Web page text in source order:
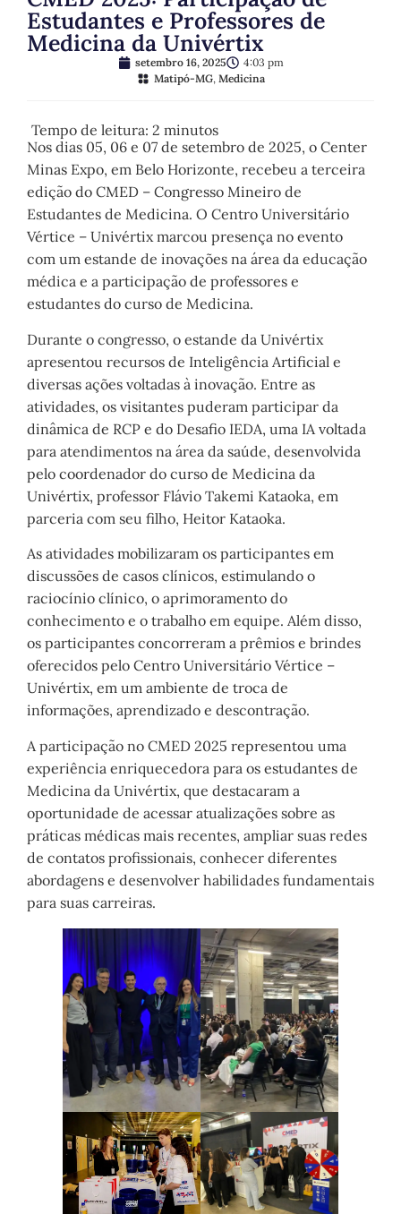
Estudantes e Professores de
Medicina da Univértix
setembro 16, 2025
4:03 pm
Matipó-MG, Medicina
Tempo de leitura: 2 minutos
Nos dias 05, 06 e 07 de setembro de 2025, o Center
Minas Expo, em Belo Horizonte, recebeu a terceira
edição do CMED – Congresso Mineiro de
Estudantes de Medicina. O Centro Universitário
Vértice – Univértix marcou presença no evento
com um estande de inovações na área da educação
médica e a participação de professores e
estudantes do curso de Medicina.
Durante o congresso, o estande da Univértix
apresentou recursos de Inteligência Artificial e
diversas ações voltadas à inovação. Entre as
atividades, os visitantes puderam participar da
dinâmica de RCP e do Desafio IEDA, uma IA voltada
para atendimentos na área da saúde, desenvolvida
pelo coordenador do curso de Medicina da
Univértix, professor Flávio Takemi Kataoka, em
parceria com seu filho, Heitor Kataoka.
As atividades mobilizaram os participantes em
discussões de casos clínicos, estimulando o
raciocínio clínico, o aprimoramento do
conhecimento e o trabalho em equipe. Além disso,
os participantes concorreram a prêmios e brindes
oferecidos pelo Centro Universitário Vértice –
Univértix, em um ambiente de troca de
informações, aprendizado e descontração.
A participação no CMED 2025 representou uma
experiência enriquecedora para os estudantes de
Medicina da Univértix, que destacaram a
oportunidade de acessar atualizações sobre as
práticas médicas mais recentes, ampliar suas redes
de contatos profissionais, conhecer diferentes
abordagens e desenvolver habilidades fundamentais
para suas carreiras.